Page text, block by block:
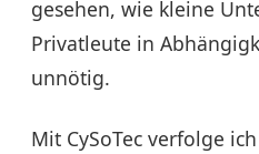
gesehen, wie kleine
Privatleute in
unnötig.
Mit CySoTec verfolge